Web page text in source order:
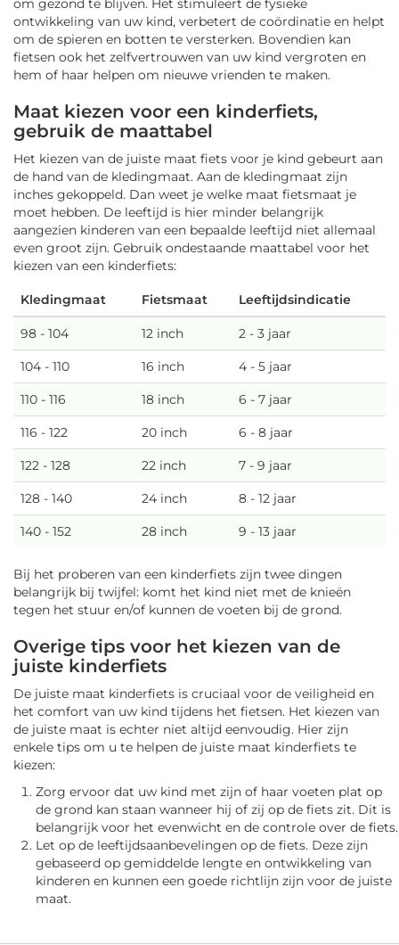
om gezond te blijven. Het stimuleert de fysieke
ontwikkeling van uw kind, verbetert de coördinatie en helpt
om de spieren en botten te versterken. Bovendien kan
fietsen ook het zelfvertrouwen van uw kind vergroten en
hem of haar helpen om nieuwe vrienden te maken.
Maat kiezen voor een kinderfiets,
gebruik de maattabel
Het kiezen van de juiste maat fiets voor je kind gebeurt aan
de hand van de kledingmaat. Aan de kledingmaat zijn
inches gekoppeld. Dan weet je welke maat fietsmaat je
moet hebben. De leeftijd is hier minder belangrijk
aangezien kinderen van een bepaalde leeftijd niet allemaal
even groot zijn. Gebruik ondestaande maattabel voor het
kiezen van een kinderfiets:
Kledingmaat Fietsmaat Leeftijdsindicatie
98 - 104 12 inch 2 - 3 jaar
104 - 110 16 inch 4 - 5 jaar
110 - 116 18 inch 6 - 7 jaar
116 - 122 20 inch 6 - 8 jaar
122 - 128 22 inch 7 - 9 jaar
128 - 140 24 inch 8 - 12 jaar
140 - 152 28 inch 9 - 13 jaar
Bij het proberen van een kinderfiets zijn twee dingen
belangrijk bij twijfel: komt het kind niet met de knieën
tegen het stuur en/of kunnen de voeten bij de grond.
Overige tips voor het kiezen van de
juiste kinderfiets
De juiste maat kinderfiets is cruciaal voor de veiligheid en
het comfort van uw kind tijdens het fietsen. Het kiezen van
de juiste maat is echter niet altijd eenvoudig. Hier zijn
enkele tips om u te helpen de juiste maat kinderfiets te
kiezen:
Zorg ervoor dat uw kind met zijn of haar voeten plat op
de grond kan staan wanneer hij of zij op de fiets zit. Dit is
belangrijk voor het evenwicht en de controle over de fiets.
Let op de leeftijdsaanbevelingen op de fiets. Deze zijn
gebaseerd op gemiddelde lengte en ontwikkeling van
kinderen en kunnen een goede richtlijn zijn voor de juiste
maat.